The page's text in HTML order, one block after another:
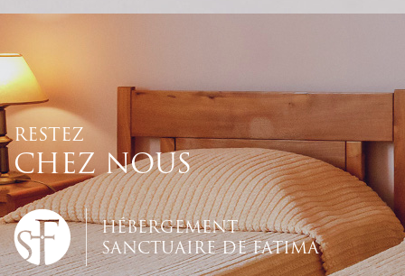
RESTEZ
CHEZ NOUS
HÉBERGEMENT
SANCTUAIRE DE FATIMA